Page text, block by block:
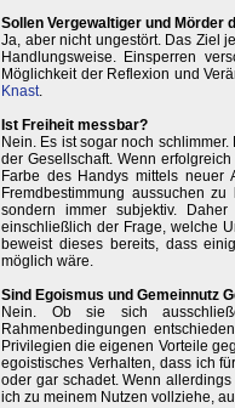
Sollen Vergewaltiger und Mörder
Ja, aber nicht ungestört. Das Ziel
Handlungsweise. Einsperren
Möglichkeit der Reflexion und
Knast.
Ist Freiheit messbar?
Nein. Es ist sogar noch
der Gesellschaft. Wenn
Farbe des Handys mittels neuer
Fremdbestimmung aussuchen
sondern immer subjektiv.
einschließlich der Frage, welche
beweist dieses bereits, dass
möglich wäre.
Sind Egoismus und Gemeinnutz
Nein. Ob sie sich
Rahmenbedingungen
Privilegien die eigenen Vorteile
egoistisches Verhalten, dass ich
oder gar schadet. Wenn
ich zu meinem Nutzen vollziehe,